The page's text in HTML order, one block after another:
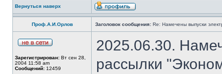
Вернуться наверх
Проф.А.И.Орлов Заголовок сообщения: Re: Намечены выпуски
Зарегистрирован: Вт сен 28,
2004 11:58 am
Сообщений: 12459
2025.06.30.
рассылки